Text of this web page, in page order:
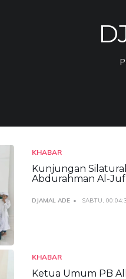
KHABAR
Kunjungan
Abdurahman Al-
DJAMAL ADE SABTU,
KHABAR
Ketua Umum PB